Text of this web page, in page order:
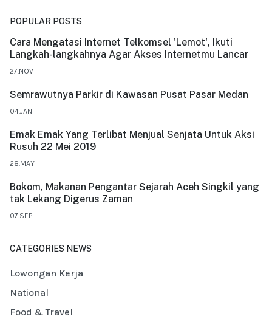
POPULAR POSTS
Cara Mengatasi Internet Telkomsel 'Lemot', Ikuti
Langkah-langkahnya Agar Akses Internetmu Lancar
27.NOV
Semrawutnya Parkir di Kawasan Pusat Pasar Medan
04.JAN
Emak Emak Yang Terlibat Menjual Senjata Untuk Aksi
Rusuh 22 Mei 2019
28.MAY
Bokom, Makanan Pengantar Sejarah Aceh Singkil yang
tak Lekang Digerus Zaman
07.SEP
CATEGORIES NEWS
Lowongan Kerja
National
Food & Travel